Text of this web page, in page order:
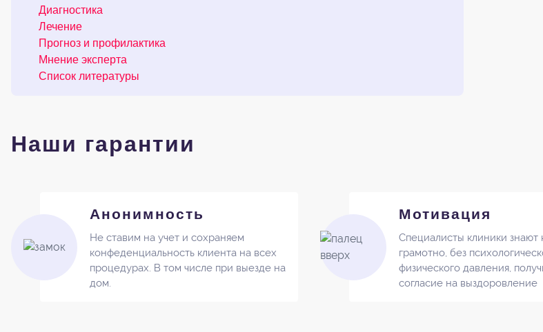
Диагностика
Лечение
Прогноз и профилактика
Мнение эксперта
Список литературы
Наши гарантии
Анонимность
Не ставим на учет и сохраняем
конфеденциальность клиента на всех
процедурах. В том числе при выезде на
дом.
Мотивация
Специалисты клиники знают
грамотно, без
физического давления,
согласие на выздоровление